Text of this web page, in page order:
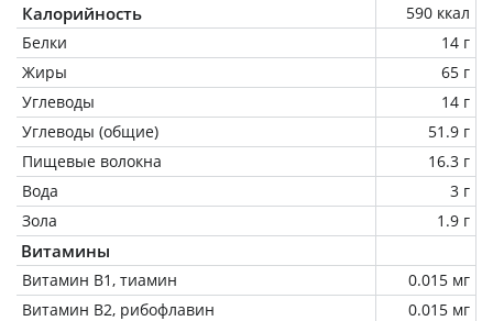
Калорийность
590 ккал
Белки
14 г
Жиры
65 г
Углеводы
14 г
Углеводы (общие)
51.9 г
Пищевые волокна
16.3 г
Вода
3 г
Зола
1.9 г
Витамины
Витамин В1, тиамин
0.015 мг
Витамин В2, рибофлавин
0.015 мг